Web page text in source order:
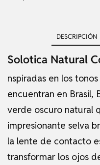
DESCRIPCIÓN
Solotica Natural
nspiradas en los
encuentran en Brasil,
verde oscuro natural
impresionante selva
la lente de contacto
transformar los ojos